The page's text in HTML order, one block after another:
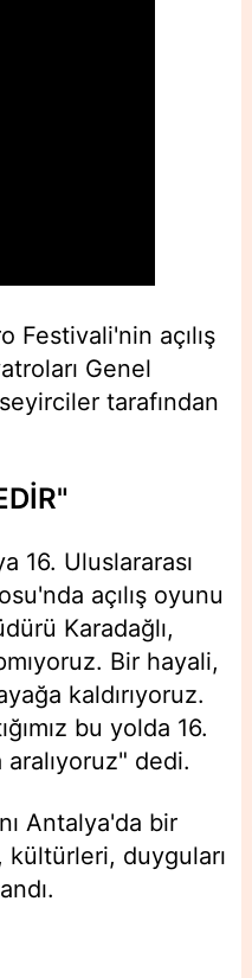
Festivali'nin açılış
Genel
tarafından
16. Uluslararası
açılış oyunu
Karadağlı,
Bir hayali,
kaldırıyoruz.
bu yolda 16.
dedi.
Antalya'da bir
kültürleri, duyguları